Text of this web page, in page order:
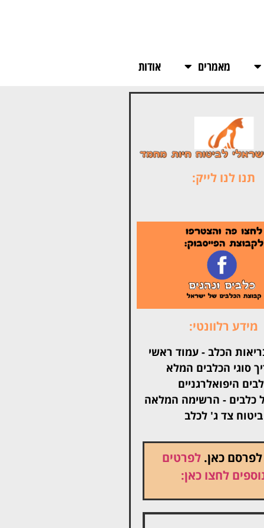
מאמרים אודות
תנו לנו לייק:
מידע רלוונטי:
הכלב - עמוד ראשי
סוגי הכלבים המלא
היפואלרגניים
כלבים - הרשימה המלאה
ביטוח צד ג' לכלב
לפרסם כאן.לפרטים
לחצו כאן: